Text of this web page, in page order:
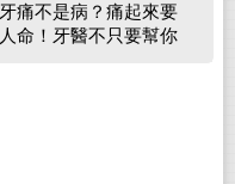
牙痛不是病？痛起來要
人命！牙醫不只要幫你